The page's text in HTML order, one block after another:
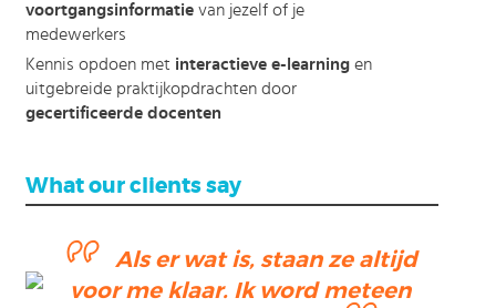
voortgangsinformatievan jezelf of je
medewerkers
Kennis opdoen met interactieve e-learningen
uitgebreide praktijkopdrachten door
gecertificeerde docenten
What our clients say
Als er wat is, staan ze altijd
voor me klaar. Ik word meteen